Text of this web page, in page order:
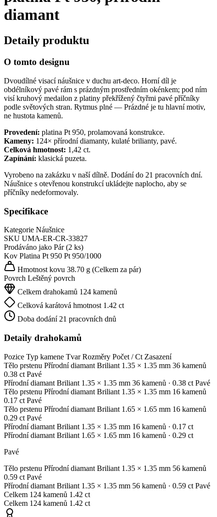
diamant
Detaily produktu
O tomto designu
Dvoudílné visací náušnice v duchu art-deco. Horní díl je
obdélníkový pavé rám s prázdným prostředním okénkem; pod ním
visí kruhový medailon z platiny překřížený čtyřmi pavé příčníky
podle světových stran. Rytmus plné — Prázdné je tu hlavní motiv,
ne hustota kamenů.
Provedení: platina Pt 950, prolamovaná konstrukce.
Kameny: 124× přírodní diamanty, kulaté brilianty, pavé.
Celková hmotnost: 1,42 ct.
Zapínání: klasická puzeta.
Vyrobeno na zakázku v naší dílně. Dodání do 21 pracovních dní.
Náušnice s otevřenou konstrukcí ukládejte naplocho, aby se
příčníky nedeformovaly.
Specifikace
Kategorie Náušnice
SKU UMA-ER-CR-33827
Prodáváno jako Pár (2 ks)
Kov Platina Pt 950 Pt 950/1000
Hmotnost kovu 38.70 g (Celkem za pár)
Povrch Leštěný povrch
Celkem drahokamů 124 kamenů
Celková karátová hmotnost 1.42 ct
Doba dodání 21 pracovních dnů
Detaily drahokamů
Pozice Typ kamene Tvar Rozměry Počet / Ct Zasazení
Tělo prstenu Přírodní diamant Briliant 1.35 × 1.35 mm 36 kamenů
0.38 ct Pavé
Přírodní diamant Briliant 1.35 × 1.35 mm 36 kamenů · 0.38 ct Pavé
Tělo prstenu Přírodní diamant Briliant 1.35 × 1.35 mm 16 kamenů
0.17 ct Pavé
Tělo prstenu Přírodní diamant Briliant 1.65 × 1.65 mm 16 kamenů
0.29 ct Pavé
Přírodní diamant Briliant 1.35 × 1.35 mm 16 kamenů · 0.17 ct
Přírodní diamant Briliant 1.65 × 1.65 mm 16 kamenů · 0.29 ct
Pavé
Tělo prstenu Přírodní diamant Briliant 1.35 × 1.35 mm 56 kamenů
0.59 ct Pavé
Přírodní diamant Briliant 1.35 × 1.35 mm 56 kamenů · 0.59 ct Pavé
Celkem 124 kamenů 1.42 ct
Celkem 124 kamenů 1.42 ct